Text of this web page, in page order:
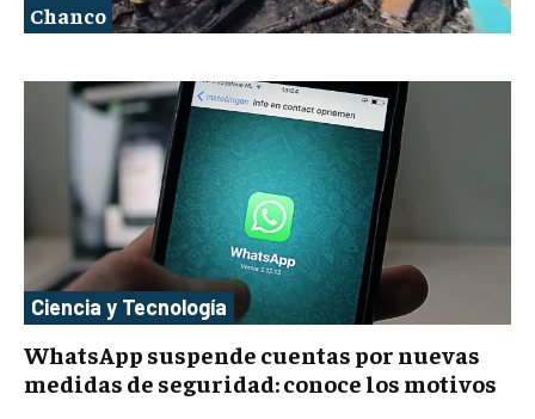
Chanco
Ciencia y Tecnología
WhatsApp suspende cuentas por nuevas
medidas de seguridad: conoce los motivos